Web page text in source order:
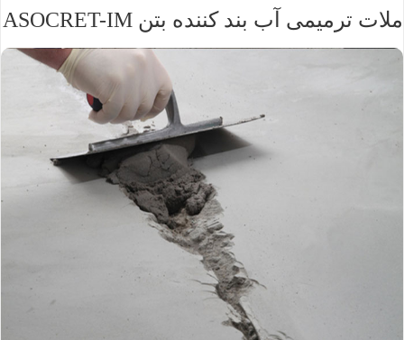
ملات ترمیمی آب بند کننده بتن ASOCRET-IM